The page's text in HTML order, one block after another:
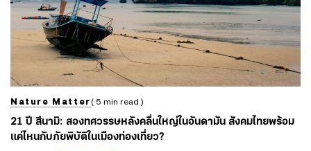
Nature Matter ( 5 min read )
21 ปี สึนามิ: สองทศวรรษหลังคลื่นใหญ่ในอันดามัน สังคมไทยพร้อม
แค่ไหนกับภัยพิบัติในเมืองท่องเที่ยว?